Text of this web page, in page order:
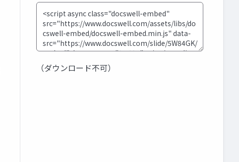
（ダウンロード不可）